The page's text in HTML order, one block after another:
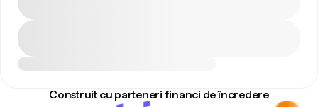
Construit cu parteneri financi de încredere